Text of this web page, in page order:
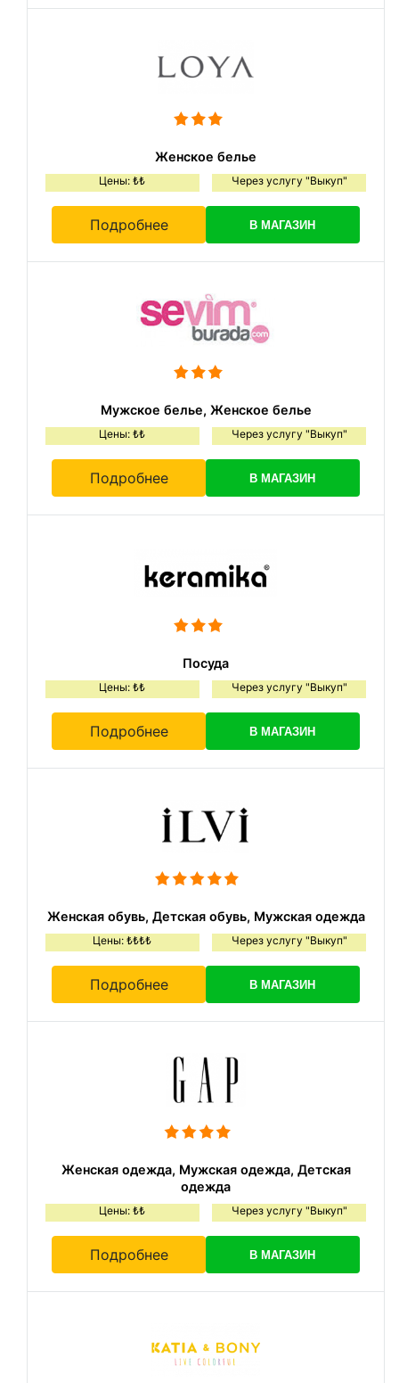
Женское белье
Цены: ₺₺ Через услугу "Выкуп"
Подробнее В МАГАЗИН
Мужское белье, Женское белье
Цены: ₺₺ Через услугу "Выкуп"
Подробнее В МАГАЗИН
Посуда
Цены: ₺₺ Через услугу "Выкуп"
Подробнее В МАГАЗИН
Женская обувь, Детская обувь, Мужская одежда
Цены: ₺₺₺₺ Через услугу "Выкуп"
Подробнее В МАГАЗИН
Женская одежда, Мужская одежда, Детская
одежда
Цены: ₺₺ Через услугу "Выкуп"
Подробнее В МАГАЗИН